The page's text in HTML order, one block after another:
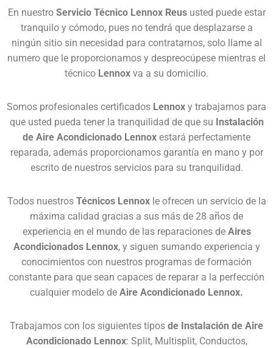
En nuestro Servicio Técnico Lennox Reususted puede estar
tranquilo y cómodo, pues no tendrá que desplazarse a
ningún sitio sin necesidad para contratarnos, solo llame al
numero que le proporcionamos y despreocúpese mientras el
técnico Lennox va a su domicilio.
Somos profesionales certificados Lennox y trabajamos para
que usted pueda tener la tranquilidad de que su Instalación
de Aire Acondicionado Lennox estará perfectamente
reparada, además proporcionamos garantía en mano y por
escrito de nuestros servicios para su tranquilidad.
Todos nuestros Técnicos Lennoxle ofrecen un servicio de la
máxima calidad gracias a sus más de 28 años de
experiencia en el mundo de las reparaciones de Aires
Acondicionados Lennox, y siguen sumando experiencia y
conocimientos con nuestros programas de formación
constante para que sean capaces de reparar a la perfección
cualquier modelo de Aire Acondicionado Lennox.
Trabajamos con los siguientes tipos de Instalación de Aire
Acondicionado Lennox: Split, Multisplit, Conductos,